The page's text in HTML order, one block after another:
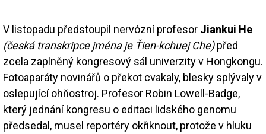
V listopadu předstoupil nervózní profesor Jiankui He
(česká transkripce jména je Ťien-kchuej Che)před
zcela zaplněný kongresový sál univerzity v Hongkongu.
Fotoaparáty novinářů o překot cvakaly, blesky splývaly v
oslepující ohňostroj. Profesor Robin Lowell-Badge,
který jednání kongresu o editaci lidského genomu
předsedal, musel reportéry okřiknout, protože v hluku